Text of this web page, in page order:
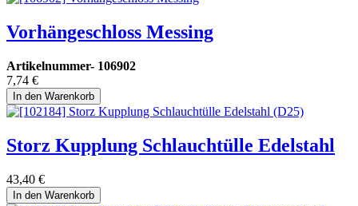
Vorhängeschloss Messing
Artikelnummer- 106902
7,74 €
In den Warenkorb
Storz Kupplung Schlauchtülle Edelstahl
43,40 €
In den Warenkorb